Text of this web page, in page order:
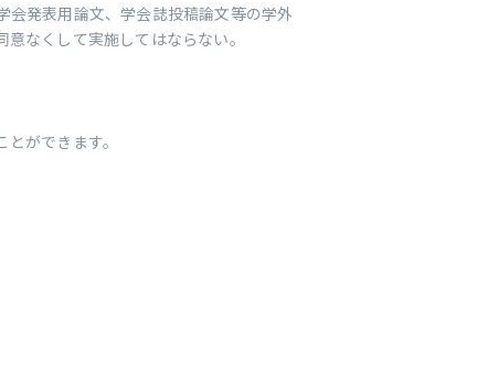
発表用論文、学会誌投稿論文等の学外
なくして実施してはならない。
ができます。